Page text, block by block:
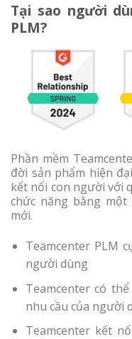
Tại sao người
PLM?
Phần mềm
đời sản phẩm hiện
kết nối con người với
chức năng bằng
mới.
Teamcenter PLM
người dùng
Teamcenter có
nhu cầu của người
Teamcenter kết